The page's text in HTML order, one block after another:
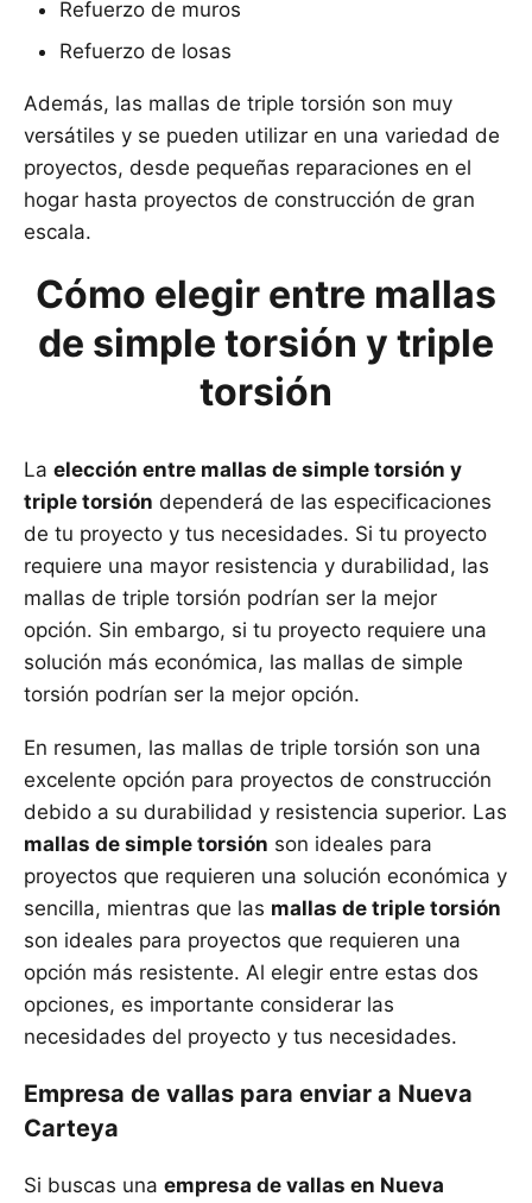
Refuerzo de muros
Refuerzo de losas
Además, las mallas de triple torsión son muy
versátiles y se pueden utilizar en una variedad de
proyectos, desde pequeñas reparaciones en el
hogar hasta proyectos de construcción de gran
escala.
Cómo elegir entre mallas
de simple torsión y triple
torsión
La elección entre mallas de simple torsión y
triple torsión dependerá de las especificaciones
de tu proyecto y tus necesidades. Si tu proyecto
requiere una mayor resistencia y durabilidad, las
mallas de triple torsión podrían ser la mejor
opción. Sin embargo, si tu proyecto requiere una
solución más económica, las mallas de simple
torsión podrían ser la mejor opción.
En resumen, las mallas de triple torsión son una
excelente opción para proyectos de construcción
debido a su durabilidad y resistencia superior. Las
mallas de simple torsión son ideales para
proyectos que requieren una solución económica y
sencilla, mientras que las mallas de triple torsión
son ideales para proyectos que requieren una
opción más resistente. Al elegir entre estas dos
opciones, es importante considerar las
necesidades del proyecto y tus necesidades.
Empresa de vallas para enviar a Nueva
Carteya
Si buscas una empresa de vallas en Nueva